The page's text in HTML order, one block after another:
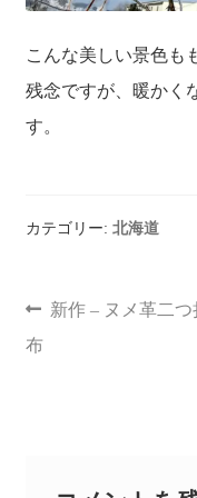
こんな美しい景色も
残念ですが、暖かく
す。
カテゴリー: 北海道
新作 – ヌメ革二
布